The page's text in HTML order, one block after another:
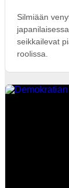
Silmiään
seikkailevat
roolissa.